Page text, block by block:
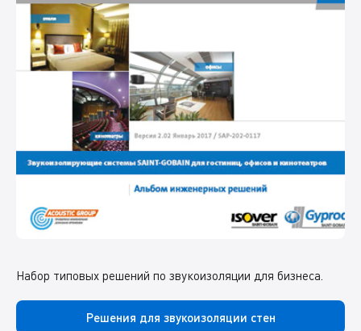
Набор типовых решений по звукоизоляции для бизнеса.
Решения для звукоизоляции стен